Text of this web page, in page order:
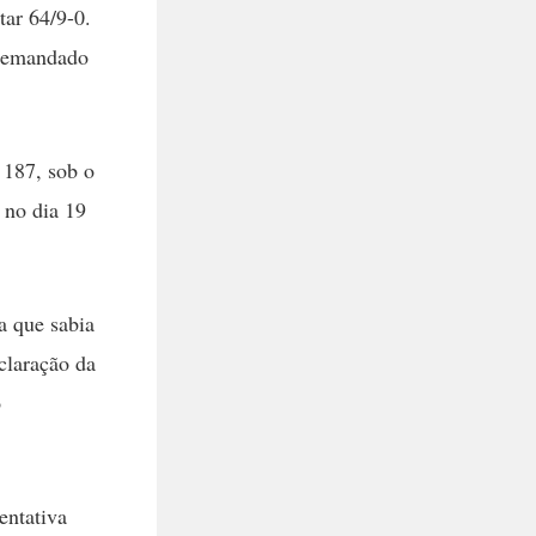
64/9-0.
sob o
no dia 19
que sabia
da